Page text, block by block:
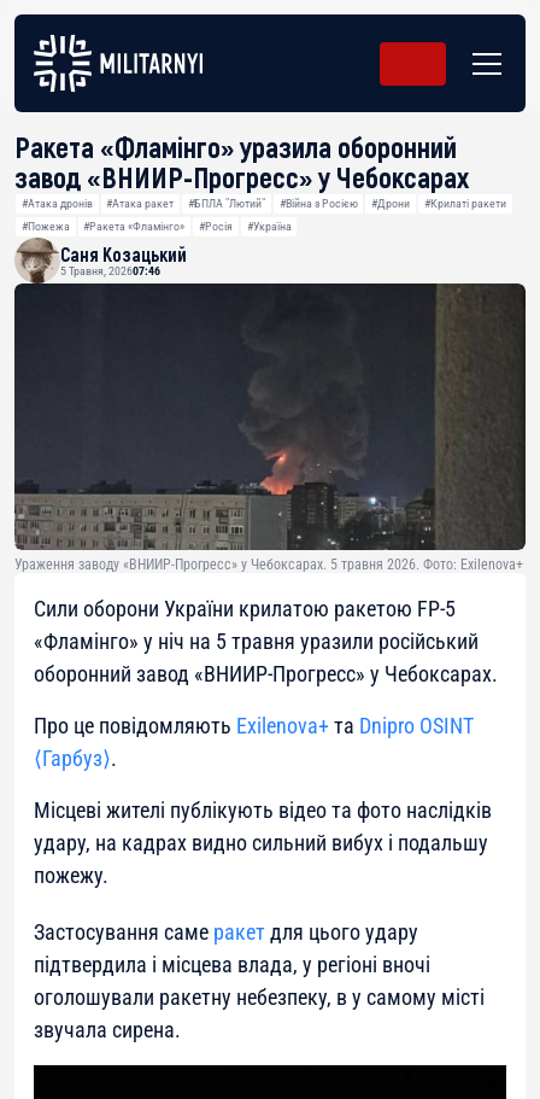
Ракета «Фламінго» уразила оборонний
завод «ВНИИР-Прогресс» у Чебоксарах
#Атака дронів #Атака ракет #БПЛА "Лютий" #Війна з Росією #Дрони
#Крилаті ракети
#Пожежа
#Ракета «Фламінго» #Росія #Україна
Саня Козацький
5 Травня, 202607:46
Ураження заводу «ВНИИР-Прогресс» у Чебоксарах. 5 травня 2026. Фото: Exilenova+
Сили оборони України крилатою ракетою FP-5
«Фламінго» у ніч на 5 травня уразили російський
оборонний завод «ВНИИР-Прогресс» у Чебоксарах.
Про це повідомляють Exilenova+та Dnipro OSINT
⟨Гарбуз⟩.
Місцеві жителі публікують відео та фото наслідків
удару, на кадрах видно сильний вибух і подальшу
пожежу.
Застосування саме ракетдля цього удару
підтвердила і місцева влада, у регіоні вночі
оголошували ракетну небезпеку, в у самому місті
звучала сирена.